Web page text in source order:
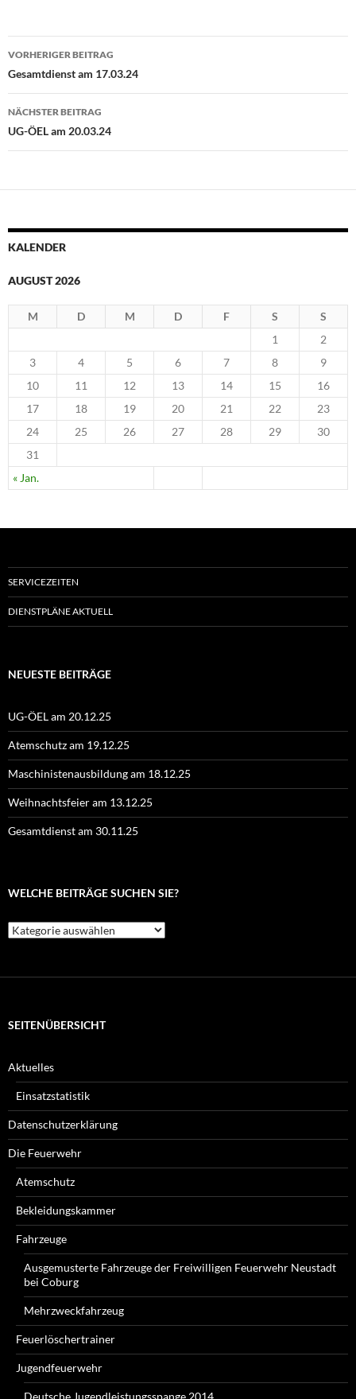
Beitragsnavigation
VORHERIGER BEITRAG
Gesamtdienst am 17.03.24
NÄCHSTER BEITRAG
UG-ÖEL am 20.03.24
KALENDER
AUGUST 2026
M D M D F S S
« Jan.
1
2
3
4 5 6 7 8
9
10
11 12 13 14 15
16
17
18 19 20 21 22
23
24
25 26 27 28 29
30
31
SERVICEZEITEN
DIENSTPLÄNE AKTUELL
NEUESTE BEITRÄGE
UG-ÖEL am 20.12.25
Atemschutz am 19.12.25
Maschinistenausbildung am 18.12.25
Weihnachtsfeier am 13.12.25
Gesamtdienst am 30.11.25
WELCHE BEITRÄGE SUCHEN SIE?
Welche
Beiträge
SEITENÜBERSICHT
Aktuelles
Einsatzstatistik
Datenschutzerklärung
Die Feuerwehr
Atemschutz
Bekleidungskammer
Fahrzeuge
Ausgemusterte Fahrzeuge der Freiwilligen Feuerwehr Neustadt
bei Coburg
Mehrzweckfahrzeug
Feuerlöschertrainer
Jugendfeuerwehr